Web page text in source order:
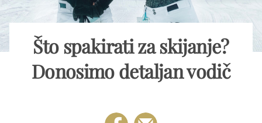
Što spakirati za skijanje?
Donosimo detaljan vodič